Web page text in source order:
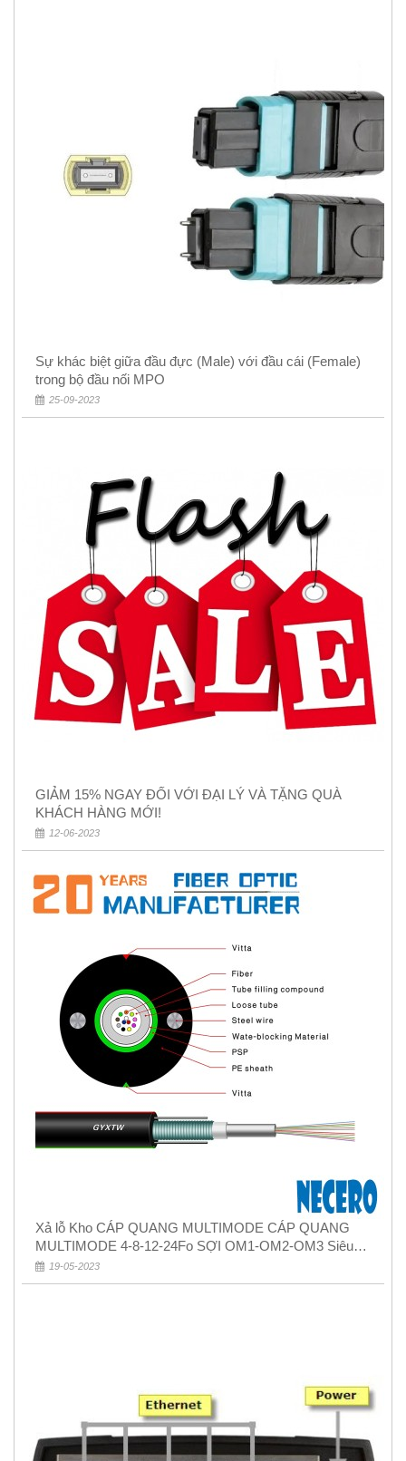
Sự khác biệt giữa đầu đực (Male) với đầu cái (Female)
trong bộ đầu nối MPO
25-09-2023
GIẢM 15% NGAY ĐỐI VỚI ĐẠI LÝ VÀ TẶNG QUÀ
KHÁCH HÀNG MỚI!
12-06-2023
Xả lỗ Kho CÁP QUANG MULTIMODE CÁP QUANG
MULTIMODE 4-8-12-24Fo SỢI OM1-OM2-OM3 Siêu
Rẻ 5k
19-05-2023